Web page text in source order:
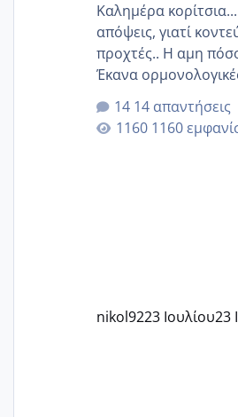
Καλημέρα
απόψεις, γιατί κοντεύω να τρελαθώ από
προχτές.. Η αμη
Έκανα
για την ηλικία μου..
εγκυμοσύνη, που
στην 27η εβδομάδα
14 απαντήσεις
1160
nikol9223 Ιουλίου23